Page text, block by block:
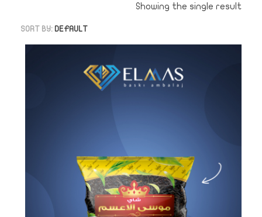
Showing the single result
SORT BY: DEFAULT